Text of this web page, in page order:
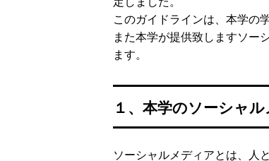
このガイドラインは、本学の
また本学が提供致しますソー
ます。
１、本学のソーシャ
ソーシャルメディアとは、人